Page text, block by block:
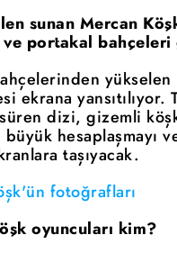
sunan Mercan
portakal bahçeleri
ekrana yansıtılıyor.
dizi, gizemli
hesaplaşmayı
taşıyacak.
fotoğrafları
oyuncuları kim?